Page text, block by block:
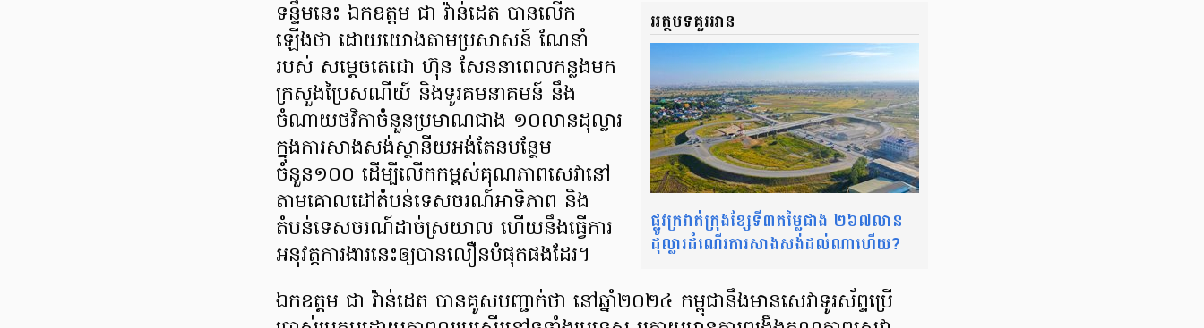
អត្ថបទគួរអាន
ផ្លូវក្រវាត់ក្រុងខ្សែទី៣តម្លៃជាង ២៦៧លាន
ដុល្លារដំណើរការសាងសង់ដល់ណាហើយ?
ទន្ទឹមនេះ ឯកឧត្តម ជា វ៉ាន់ដេត បានលើក
ឡើងថា ដោយយោងតាមប្រសាសន៍ ណែនាំ
របស់ សម្ដេចតេជោ ហ៊ុន សែននាពេលកន្លងមក
ក្រសួងប្រៃសណីយ៍ និងទូរគមនាគមន៍ នឹង
ចំណាយថវិកាចំនួនប្រមាណជាង ១០លានដុល្លារ
ក្នុងការសាងសង់ស្ថានីយអង់តែនបន្ថែម
ចំនួន១០០ ដើម្បីលើកកម្ពស់គុណភាពសេវានៅ
តាមគោលដៅតំបន់ទេសចរណ៍អាទិភាព និង
តំបន់ទេសចរណ៍ដាច់ស្រយាល ហើយនឹងធ្វើការ
អនុវត្តការងារនេះឲ្យបានលឿនបំផុតផងដែរ។
ឯកឧត្តម ជា វ៉ាន់ដេត បានគូសបញ្ជាក់ថា នៅឆ្នាំ២០២៤ កម្ពុជានឹងមានសេវាទូរស័ព្ទប្រើ